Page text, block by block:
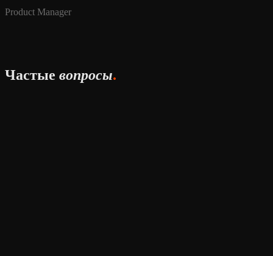
Product Manager
Частые вопросы.